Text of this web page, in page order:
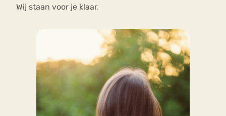
Wij staan voor je klaar.